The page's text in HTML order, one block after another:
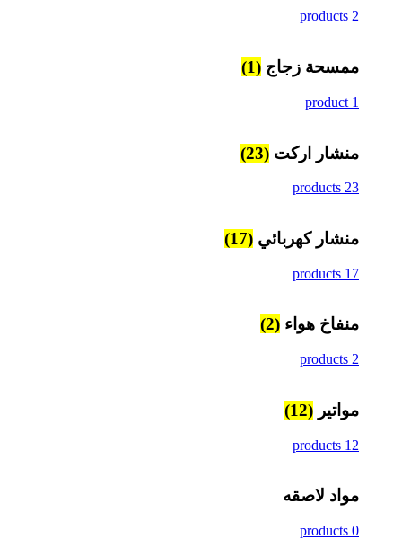
2 products
ممسحة زجاج (1)
1 product
منشار اركت (23)
23 products
منشار كهربائي (17)
17 products
منفاخ هواء (2)
2 products
مواتير (12)
12 products
مواد لاصقه
0 products